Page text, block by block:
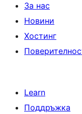
За нас
Новини
Хостинг
Learn
Поддръжка